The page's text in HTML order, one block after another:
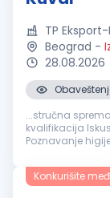
TP
Beograd -
28.08.2026
...stručna
kvalifikacija
Poznavanje
spremnost na
Konkurišite